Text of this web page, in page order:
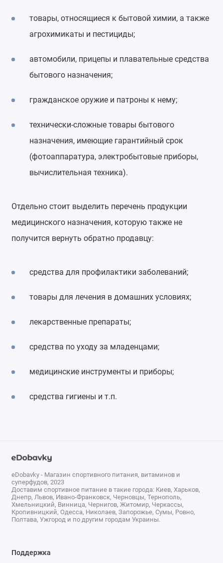
товары, относящиеся к бытовой химии, а также
агрохимикаты и пестициды;
автомобили, прицепы и плавательные средства
бытового назначения;
гражданское оружие и патроны к нему;
технически-сложные товары бытового
назначения, имеющие гарантийный срок
(фотоаппаратура, электробытовые приборы,
вычислительная техника).
Отдельно стоит выделить перечень продукции
медицинского назначения, которую также не
получится вернуть обратно продавцу:
средства для профилактики заболеваний;
товары для лечения в домашних условиях;
лекарственные препараты;
средства по уходу за младенцами;
медицинские инструменты и приборы;
средства гигиены и т.п.
eDobavky - Магазин спортивного питания, витаминов и
суперфудов, 2023
Доставим спортивное питание в такие города: Киев, Харьков,
Днепр, Львов, Ивано-Франковск, Черновцы, Тернополь,
Хмельницкий, Винница, Чернигов, Житомир, Черкассы,
Кропивницкий, Одесса, Николаев, Запорожье, Сумы, Ровно,
Полтава, Ужгород и по другим городам Украины.
Поддержка